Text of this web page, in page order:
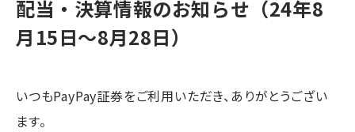
配当・決算情報のお知らせ（24年8
月15日〜8月28日）
いつもPayPay証券をご利用いただき、ありがとうござい
ます。